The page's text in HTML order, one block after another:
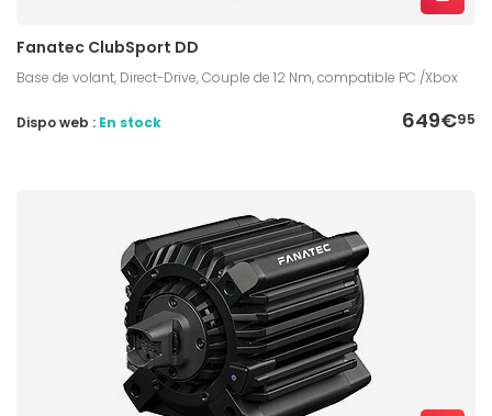
Fanatec ClubSport DD
Base de volant, Direct-Drive, Couple de 12 Nm, compatible PC /Xbox
649€95
Dispo web : En stock